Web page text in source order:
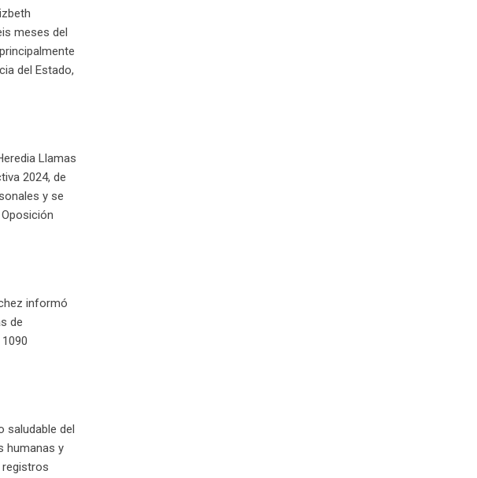
meses del
del Estado,
Llamas
2024, de
y se
informó
de
saludable del
humanas y
registros